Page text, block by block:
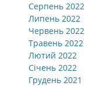
Серпень 2022
Липень 2022
Червень 2022
Травень 2022
Лютий 2022
Січень 2022
Грудень 2021